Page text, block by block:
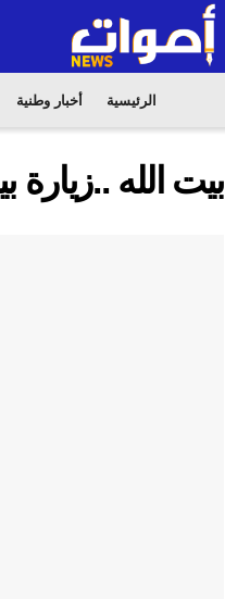
الرئيسية أخبار وطنية
بيت الله ..زيارة